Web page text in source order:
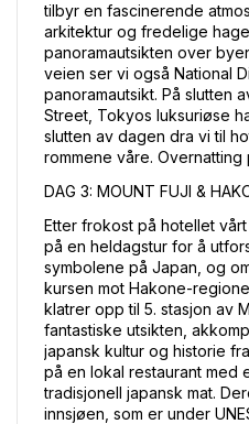
tilbyr en fascinerende
arkitektur og fredelige
panoramautsikten over
veien ser vi også National
panoramautsikt. På slutten
Street, Tokyos luksuriøse
slutten av dagen dra vi til
rommene våre.
DAG 3: MOUNT FUJI &
Etter frokost på hotellet
på en heldagstur for å
symbolene på Japan, og
kursen mot Hakone-
klatrer opp til 5. stasjon av
fantastiske utsikten,
japansk kultur og historie
på en lokal restaurant med
tradisjonell japansk mat.
innsjøen, som er under